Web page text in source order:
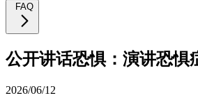
FAQ
公开讲话恐惧：演讲恐惧
2026/06/12